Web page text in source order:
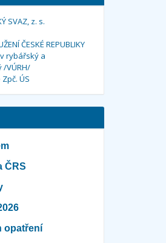
SVAZ, z. s.
ČESKÉ REPUBLIKY
rybářský a
/VÚRH/
ÚS
ČRS
opatření